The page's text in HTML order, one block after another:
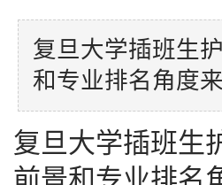
复旦大学插班生
和专业排名角度
复旦大学插班生